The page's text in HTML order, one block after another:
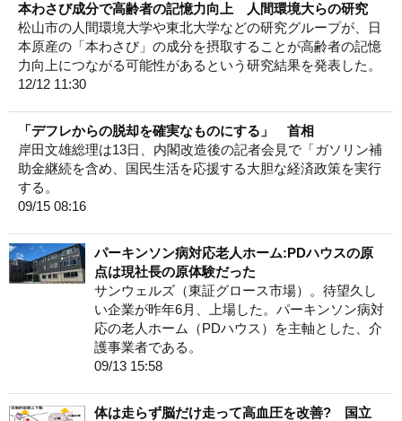
本わさび成分で高齢者の記憶力向上 人間環境大らの研究
松山市の人間環境大学や東北大学などの研究グループが、日
本原産の「本わさび」の成分を摂取することが高齢者の記憶
力向上につながる可能性があるという研究結果を発表した。
12/12 11:30
「デフレからの脱却を確実なものにする」 首相
岸田文雄総理は13日、内閣改造後の記者会見で「ガソリン補
助金継続を含め、国民生活を応援する大胆な経済政策を実行
する。
09/15 08:16
パーキンソン病対応老人ホーム:PDハウスの原
点は現社長の原体験だった
サンウェルズ（東証グロース市場）。待望久し
い企業が昨年6月、上場した。パーキンソン病対
応の老人ホーム（PDハウス）を主軸とした、介
護事業者である。
09/13 15:58
体は走らず脳だけ走って高血圧を改善? 国立